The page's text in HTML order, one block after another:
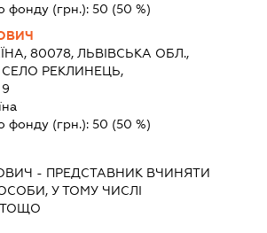
фонду (грн.):50 (50 %)
80078, ЛЬВІВСЬКА ОБЛ.,
РЕКЛИНЕЦЬ,
фонду (грн.):50 (50 %)
- ПРЕДСТАВНИК ВЧИНЯТИ
У ТОМУ ЧИСЛІ
ТОЩО